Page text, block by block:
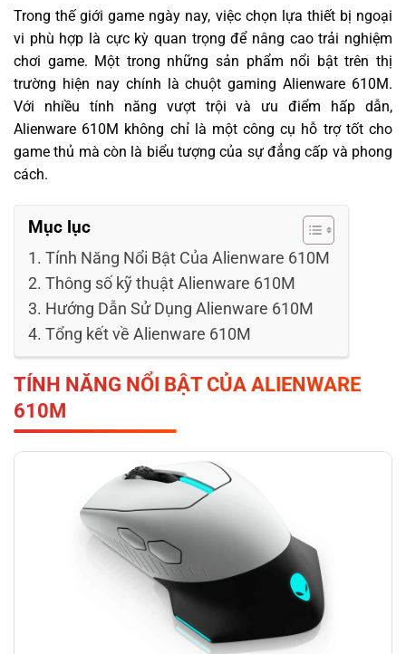
Trong thế giới game ngày nay, việc chọn lựa thiết bị ngoại
vi phù hợp là cực kỳ quan trọng để nâng cao trải nghiệm
chơi game. Một trong những sản phẩm nổi bật trên thị
trường hiện nay chính là chuột gaming Alienware 610M.
Với nhiều tính năng vượt trội và ưu điểm hấp dẫn,
Alienware 610M không chỉ là một công cụ hỗ trợ tốt cho
game thủ mà còn là biểu tượng của sự đẳng cấp và phong
cách.
Mục lục
Tính Năng Nổi Bật Của Alienware 610M
Thông số kỹ thuật Alienware 610M
Hướng Dẫn Sử Dụng Alienware 610M
Tổng kết về Alienware 610M
TÍNH NĂNG NỔI BẬT CỦA ALIENWARE
610M